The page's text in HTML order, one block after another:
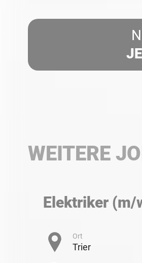
WEITERE
Elektriker (m/
Ort
Trier